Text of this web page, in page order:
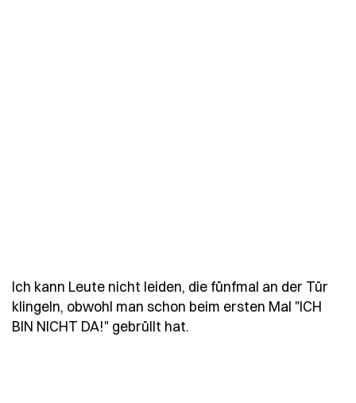
Ich kann Leute nicht leiden, die fünfmal an der Tür
klingeln, obwohl man schon beim ersten Mal "ICH
BIN NICHT DA!" gebrüllt hat.